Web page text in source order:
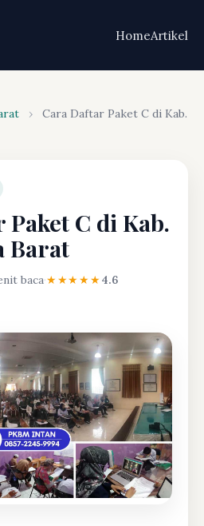
HomeArtikel
›
Cara Daftar Paket C di Kab.
C di Kab.
Barat
baca·★★★★★4.6